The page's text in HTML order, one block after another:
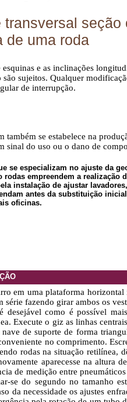
transversal
de uma roda
esquinas e as inclinações
são sujeitos. Qualquer
de interrupção.
também se estabelece na
sinal do uso ou o dano de
se especializam no ajuste da
rodas empreendem a
instalação de ajustar
antes da substituição
oficinas.
em uma plataforma
série fazendo girar ambos os
desejável como é possível
Execute o giz as linhas
de suporte de forma
no comprimento.
rodas na situação retilínea,
aparecesse na altura
de medição entre
se do segundo no tamanho
da necessidade os ajustes